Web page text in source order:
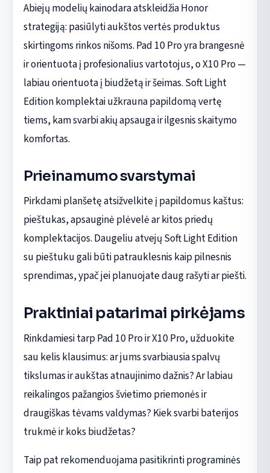
Abiejų modelių kainodara atskleidžia Honor
strategiją: pasiūlyti aukštos vertės produktus
skirtingoms rinkos nišoms. Pad 10 Pro yra brangesnė
ir orientuota į profesionalius vartotojus, o X10 Pro —
labiau orientuota į biudžetą ir šeimas. Soft Light
Edition komplektai užkrauna papildomą vertę
tiems, kam svarbi akių apsauga ir ilgesnis skaitymo
komfortas.
Prieinamumo svarstymai
Pirkdami planšetę atsižvelkite į papildomus kaštus:
pieštukas, apsauginė plėvelė ar kitos priedų
komplektacijos. Daugeliu atvejų Soft Light Edition
su pieštuku gali būti patrauklesnis kaip pilnesnis
sprendimas, ypač jei planuojate daug rašyti ar piešti.
Praktiniai patarimai pirkėjams
Rinkdamiesi tarp Pad 10 Pro ir X10 Pro, užduokite
sau kelis klausimus: ar jums svarbiausia spalvų
tikslumas ir aukštas atnaujinimo dažnis? Ar labiau
reikalingos pažangios švietimo priemonės ir
draugiškas tėvams valdymas? Kiek svarbi baterijos
trukmė ir koks biudžetas?
Taip pat rekomenduojama pasitikrinti programinės